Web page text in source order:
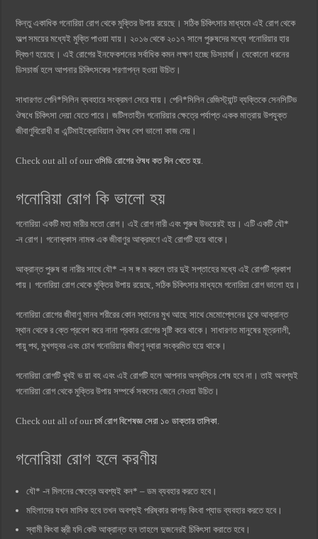
কিন্তু একাধিক গনোরিয়া রোগ থেকে মুক্তির উপায় রয়েছে। সঠিক চিকিৎসার মাধ্যমে এই রোগ থেকে
অল্প সময়ের মধ্যেই মুক্তি পাওয়া যায়। ২০১৬ থেকে ২০১৭ সালে পুরুষদের মধ্যে গনোরিয়ার হার
দ্বিগুণ হয়েছে। এই রোগের ইনফেকশনের সর্বাধিক কমন লক্ষণ হচ্ছে ডিসচার্জ। যেকোনো ধরনের
ডিসচার্জ হলে আপনার চিকিৎসকের শরণাপন্ন হওয়া উচিত।
সাধারণত পেনি*সিলিন ব্যবহারে সংক্রমণ সেরে যায়। পেনি*সিলিন রেজিস্ট্যান্ট ব্যক্তিকে সেনসিটিভ
ঔষধে চিকিৎসা দেয়া যেতে পারে। জটিলতাহীন গনোরিয়ার ক্ষেত্রে পর্যাপ্ত একক মাত্রায় উপযুক্ত
জীবাণুবিরোধী বা এন্টিমাইক্রোবিয়াল ঔষধ বেশ ভালো কাজ দেয়।
Check out all of ourওসিডি রোগের ঔষধ কত দিন খেতে হয়.
গনোরিয়া রোগ কি ভালো হয়
গনোরিয়া একটি মহা মারীর মতো রোগ। এই রোগ নারী এবং পুরুষ উভয়েরই হয়। এটি একটি যৌ*
-ন রোগ। গনোক্কাস নামক এক জীবাণুর আক্রমণে এই রোগটি হয়ে থাকে।
আক্রান্ত পুরুষ বা নারীর সাথে যৌ* -ন স ঙ্গ ম করলে তার দুই সপ্তাহের মধ্যে এই রোগটি প্রকাশ
পায়। গনোরিয়া রোগ থেকে মুক্তির উপায় রয়েছে, সঠিক চিকিৎসার মাধ্যমে গনোরিয়া রোগ ভালো হয়।
গনোরিয়া রোগের জীবাণু মানব শরীরের কোন স্থানের মুখ আছে সাথে মেমোপ্লেনের ঢুকে আক্রান্ত
স্থান থেকে র ক্তে প্রবেশ করে নানা প্রকার রোগের সৃষ্টি করে থাকে। সাধারণত মানুষের মূত্রনালী,
পায়ু পথ, মুখগহ্বর এবং চোখ গনোরিয়ার জীবাণু দ্বারা সংক্রমিত হয়ে থাকে।
গনোরিয়া রোগটি খুবই ভ য়া বহ এবং এই রোগটি হলে আপনার অস্বস্তির শেষ হবে না। তাই অবশ্যই
গনোরিয়া রোগ থেকে মুক্তির উপায় সম্পর্কে সকলের জেনে নেওয়া উচিত।
Check out all of ourচর্ম রোগ বিশেষজ্ঞ সেরা ১০ ডাক্তার তালিকা.
গনোরিয়া রোগ হলে করণীয়
যৌ* -ন মিলনের ক্ষেত্রে অবশ্যই কন* – ডম ব্যবহার করতে হবে।
মহিলাদের যখন মাসিক হবে তখন অবশ্যই পরিষ্কার কাপড় কিংবা প্যাড ব্যবহার করতে হবে।
স্বামী কিংবা স্ত্রী যদি কেউ আক্রান্ত হন তাহলে দুজনেরই চিকিৎসা করাতে হবে।